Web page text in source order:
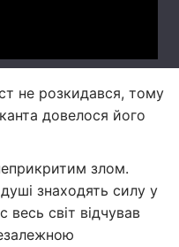
не розкидався, тому
довелося його
злом.
знаходять силу у
весь світ відчував